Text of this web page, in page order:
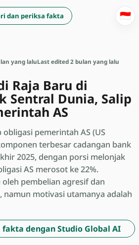
dan periksa fakta 🇮🇩
yang laluLast edited 2 bulan yang lalu
Raja Baru di
Sentral Dunia, Salip
AS
pemerintah AS (US
terbesar cadangan bank
2025, dengan porsi melonjak
AS merosot ke 22%.
pembelian agresif dan
namun motivasi utamanya adalah
dengan Studio Global AI